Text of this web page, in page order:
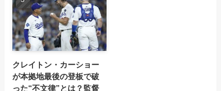
クレイトン・カーショー
が本拠地最後の登板で破
った“不文律”とは？監督